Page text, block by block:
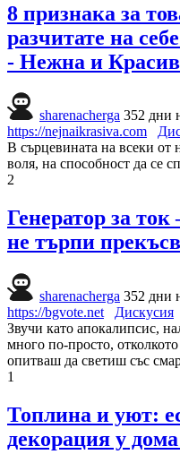
8 признака за
разчитате на
- Нежна и
sharenacherga 352 дни
https://nejnaikrasiva.com
В сърцевината на всеки от
воля, на способност да се
2
Генератор за ток
не търпи
sharenacherga 352 дни
https://bgvote.net
Дискусия
Звучи като апокалипсис,
много по-просто,
опитваш да светиш със
1
Топлина и уют:
декорация у